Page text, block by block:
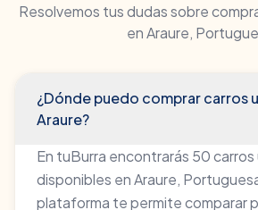
Resolvemos tus dudas sobre
enAraure,
¿Dónde puedo comprar carros
Araure?
En tuBurra encontrarás 50 carros
disponibles en Araure,
plataforma te permite comparar